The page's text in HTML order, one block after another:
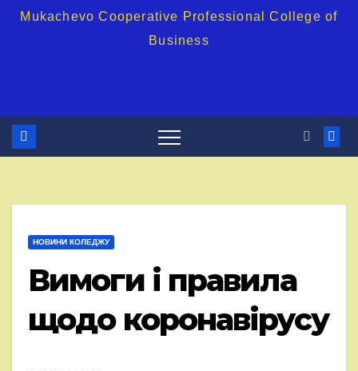
Mukachevo Cooperative Professional College of
Business
НОВИНИ КОЛЕДЖУ
Вимоги і правила
щодо коронавірусу